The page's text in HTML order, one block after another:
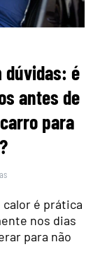
dúvidas: é
antes de
para
é prática
nos dias
para não